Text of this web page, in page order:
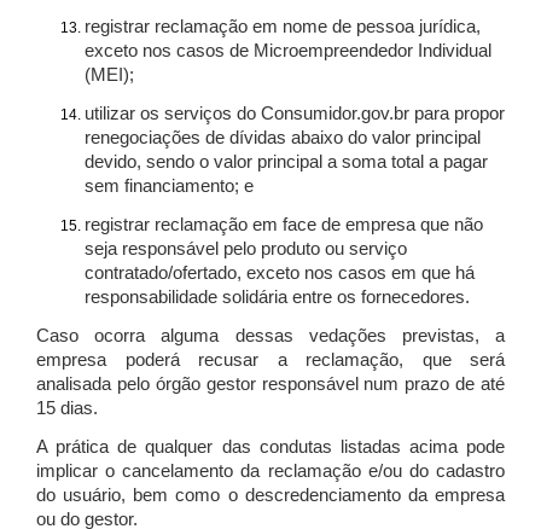
registrar reclamação em nome de pessoa jurídica,
exceto nos casos de Microempreendedor Individual
(MEI);
utilizar os serviços do Consumidor.gov.br para propor
renegociações de dívidas abaixo do valor principal
devido, sendo o valor principal a soma total a pagar
sem financiamento; e
registrar reclamação em face de empresa que não
seja responsável pelo produto ou serviço
contratado/ofertado, exceto nos casos em que há
responsabilidade solidária entre os fornecedores.
Caso ocorra alguma dessas vedações previstas, a
empresa poderá recusar a reclamação, que será
analisada pelo órgão gestor responsável num prazo de até
15 dias.
A prática de qualquer das condutas listadas acima pode
implicar o cancelamento da reclamação e/ou do cadastro
do usuário, bem como o descredenciamento da empresa
ou do gestor.